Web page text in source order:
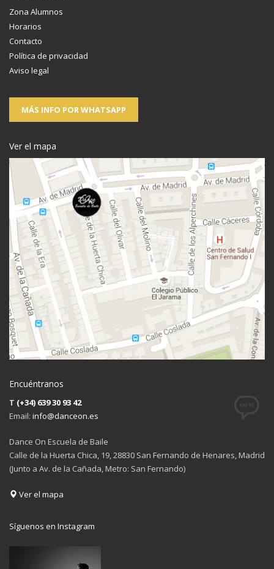
Zona Alumnos
Horarios
Contacto
Política de privacidad
Aviso legal
MÁS INFO POR WHATSAPP
Ver el mapa
Encuéntranos
T (+34) 639 30 93 42
Email: info@danceon.es
Dance On Escuela de Baile
Calle de la Huerta Chica, 19, 28830 San Fernando de Henares, Madrid
(Junto a Av. de la Cañada, Metro: San Fernando)
Ver el mapa
Síguenos en Instagram